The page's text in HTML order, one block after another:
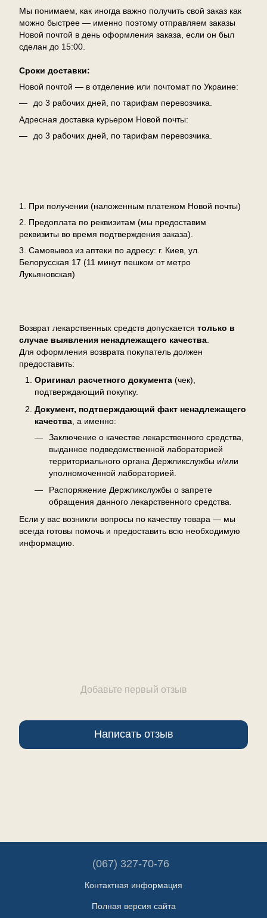
Мы понимаем, как иногда важно получить свой заказ как
можно быстрее — именно поэтому отправляем заказы
Новой почтой в день оформления заказа, если он был
сделан до 15:00.
Сроки доставки:
Новой почтой — в отделение или почтомат по Украине:
до 3 рабочих дней, по тарифам перевозчика.
Адресная доставка курьером Новой почты:
до 3 рабочих дней, по тарифам перевозчика.
1. При получении (наложенным платежом Новой почты)
2. Предоплата по реквизитам (мы предоставим
реквизиты во время подтверждения заказа).
3. Самовывоз из аптеки по адресу: г. Киев, ул.
Белорусская 17 (11 минут пешком от метро
Лукьяновская)
Возврат лекарственных средств допускается только в
случае выявления ненадлежащего качества.
Для оформления возврата покупатель должен
предоставить:
Оригинал расчетного документа (чек),
подтверждающий покупку.
Документ, подтверждающий факт ненадлежащего
качества , а именно:
Заключение о качестве лекарственного средства,
выданное подведомственной лабораторией
территориального органа Держликслужбы и/или
уполномоченной лабораторией.
Распоряжение Держликслужбы о запрете
обращения данного лекарственного средства.
Если у вас возникли вопросы по качеству товара — мы
всегда готовы помочь и предоставить всю необходимую
информацию.
Добавьте первый отзыв
Написать отзыв
(067) 327-70-76
Контактная информация
Полная версия сайта